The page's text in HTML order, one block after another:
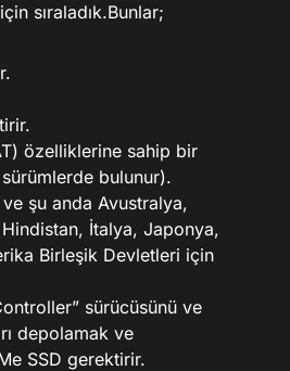
sıraladık.Bunlar;
özelliklerine sahip bir
bulunur).
şu anda Avustralya,
İtalya, Japonya,
Birleşik Devletleri için
sürücüsünü ve
depolamak ve
SSD gerektirir.